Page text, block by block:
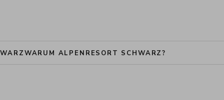
WARUM ALPENRESORT SCHWARZ?